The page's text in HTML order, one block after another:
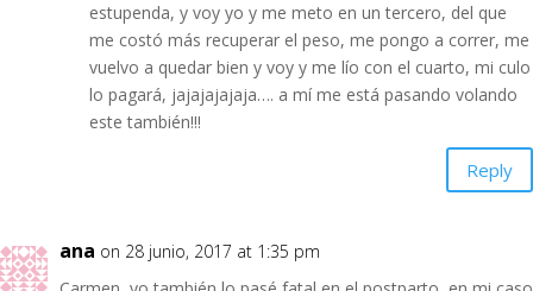
estupenda, y voy yo y me meto en un tercero, del que
me costó más recuperar el peso, me pongo a correr, me
vuelvo a quedar bien y voy y me lío con el cuarto, mi culo
lo pagará, jajajajajaja…. a mí me está pasando volando
este también!!!
Reply
ana on 28 junio, 2017 at 1:35 pm